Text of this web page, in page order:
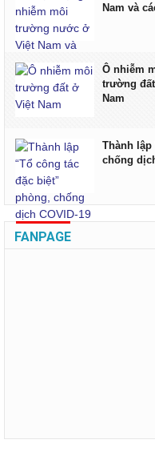
Nam và
Ô nhiễm
trường
Nam
Thành lập
chống
FANPAGE